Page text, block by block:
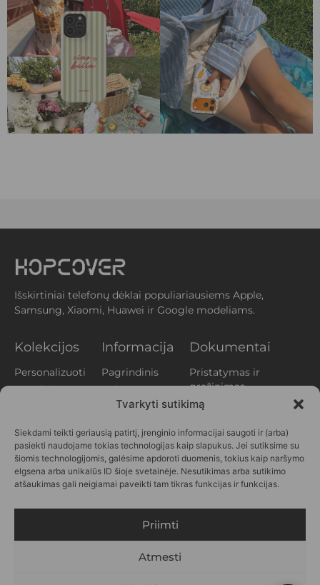
Tvarkyti sutikimą
Siekdami teikti geriausią patirtį, įrenginio informacijai saugoti ir (arba)
pasiekti naudojame tokias technologijas kaip slapukus. Jei sutiksime su
šiomis technologijomis, galėsime apdoroti duomenis, tokius kaip naršymo
elgsena arba unikalūs ID šioje svetainėje. Nesutikimas arba sutikimo
atšaukimas gali neigiamai paveikti tam tikras funkcijas ir funkcijas.
Priimti
Atmesti
Išskirtiniai telefonų dėklai populiariausiems Apple,
Samsung, Xiaomi, Huawei ir Google modeliams.
Kolekcijos
Personalizuoti
Augalai
Printai
Vasara
Personažai
Informacija
Pagrindinis
Apie mus
Klientų
Kontaktai
DUK
Verslui
Dokumentai
Pristatymas ir
grąžinimas
Privatumo
Slapukų politika
(EU)
SEKITE